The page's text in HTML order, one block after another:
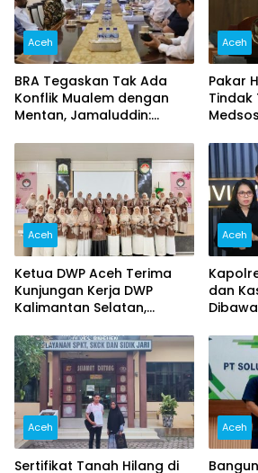
Aceh
BRA Tegaskan Tak Ada
Konflik Mualem dengan
Mentan, Jamaluddin:
Pertemuan
Aceh
Pakar
Tindak
Aceh
Ketua DWP Aceh Terima
Kunjungan Kerja DWP
Kalimantan Selatan,
Kolaborasi
Aceh
dan
Aceh
Sertifikat Tanah Hilang di
Aceh